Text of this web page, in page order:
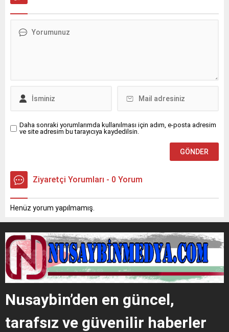
plakalı kek yüklü TIR,
çarparak devrildi. Kazada...
üzerine olay...
Daha sonraki yorumlarımda kullanılması için adım, e-posta adresim
ve site adresim bu tarayıcıya kaydedilsin.
Ziyaretçi Yorumları - 0 Yorum
Henüz yorum yapılmamış.
Nusaybin’den en güncel,
tarafsız ve güvenilir haberler